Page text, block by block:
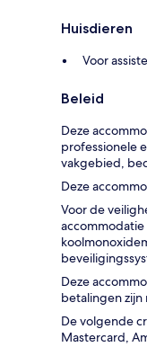
Huisdieren
Voor
Beleid
Deze
professionele
vakgebied,
Deze
Voor de
Deze
betalingen zijn
De volgende
Mastercard,